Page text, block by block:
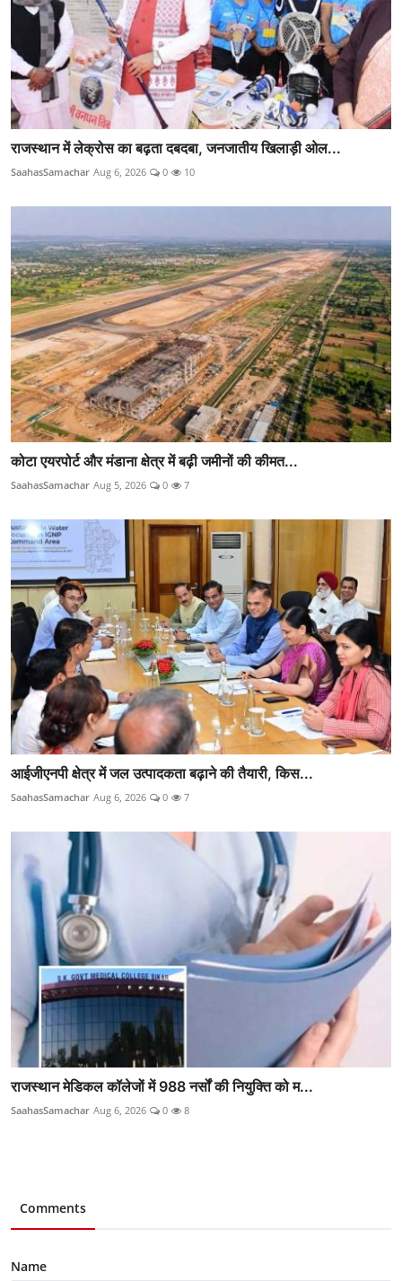
राजस्थान में लेक्रोस का बढ़ता दबदबा, जनजातीय खिलाड़ी ओल...
SaahasSamachar Aug 6, 2026 0 10
कोटा एयरपोर्ट और मंडाना क्षेत्र में बढ़ी जमीनों की कीमत...
SaahasSamachar Aug 5, 2026 0 7
आईजीएनपी क्षेत्र में जल उत्पादकता बढ़ाने की तैयारी, किस...
SaahasSamachar Aug 6, 2026 0 7
राजस्थान मेडिकल कॉलेजों में 988 नर्सों की नियुक्ति को म...
SaahasSamachar Aug 6, 2026 0 8
Comments
Name